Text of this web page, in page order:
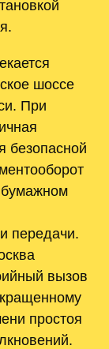
шоссе
При
безопасной
бумажном
передачи.
вызов
простоя